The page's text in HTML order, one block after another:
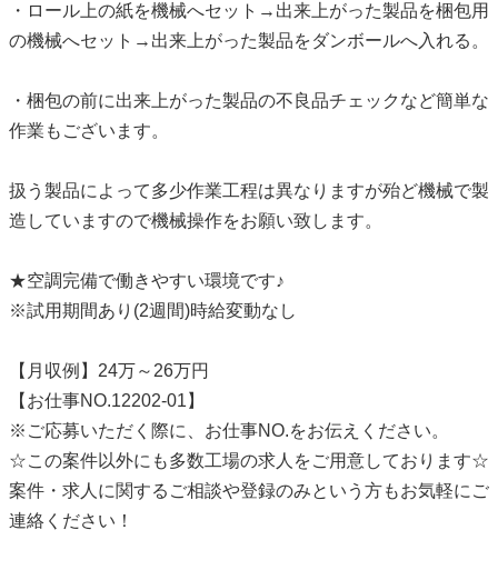
・ロール上の紙を機械へセット→出来上がった製品を梱包用
の機械へセット→出来上がった製品をダンボールへ入れる。
・梱包の前に出来上がった製品の不良品チェックなど簡単な
作業もございます。
扱う製品によって多少作業工程は異なりますが殆ど機械で製
造していますので機械操作をお願い致します。
★空調完備で働きやすい環境です♪
※試用期間あり(2週間)時給変動なし
【月収例】24万～26万円
【お仕事NO.12202-01】
※ご応募いただく際に、お仕事NO.をお伝えください。
☆この案件以外にも多数工場の求人をご用意しております☆
案件・求人に関するご相談や登録のみという方もお気軽にご
連絡ください！